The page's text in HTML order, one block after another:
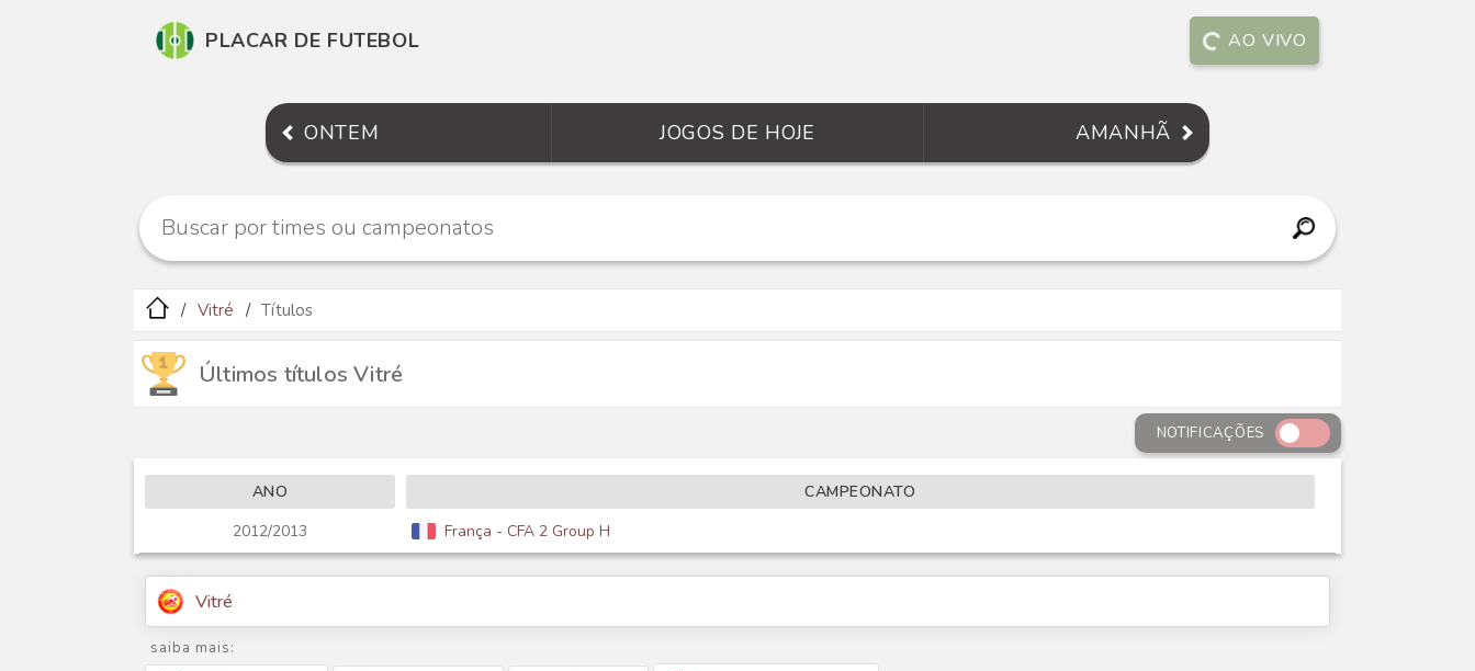
PLACAR DE FUTEBOL AO VIVO
ONTEM JOGOS DE HOJE AMANHÃ
Vitré Títulos
Últimos títulos Vitré
NOTIFICAÇÕES
ANO
CAMPEONATO
2012/2013
França - CFA 2 Group H
Vitré
saiba mais: